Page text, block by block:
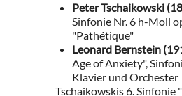
Peter Tschaikowski
Sinfonie Nr. 6 h-Moll
"Pathétique"
Leonard Bernstein
Age of Anxiety",
Klavier und Orchester
Tschaikowskis 6. Sinfonie